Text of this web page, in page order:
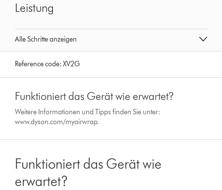
Alle Schritte anzeigen
Leistung
Reference code:XV2G
Funktioniert das Gerät wie erwartet?
Weitere Informationen und Tipps finden Sie unter:
www.dyson.com/myairwrap.
Funktioniert das Gerät wie
erwartet?